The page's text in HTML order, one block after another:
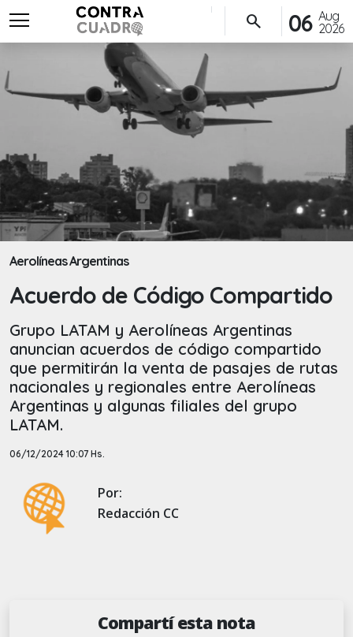
menu
Aug
2026
06
search
Aerolíneas Argentinas
Acuerdo de Código Compartido
Grupo LATAM y Aerolíneas Argentinas
anuncian acuerdos de código compartido
que permitirán la venta de pasajes de rutas
nacionales y regionales entre Aerolíneas
Argentinas y algunas filiales del grupo
LATAM.
06/12/2024 10:07 Hs.
Por:
Redacción CC
Compartí esta nota